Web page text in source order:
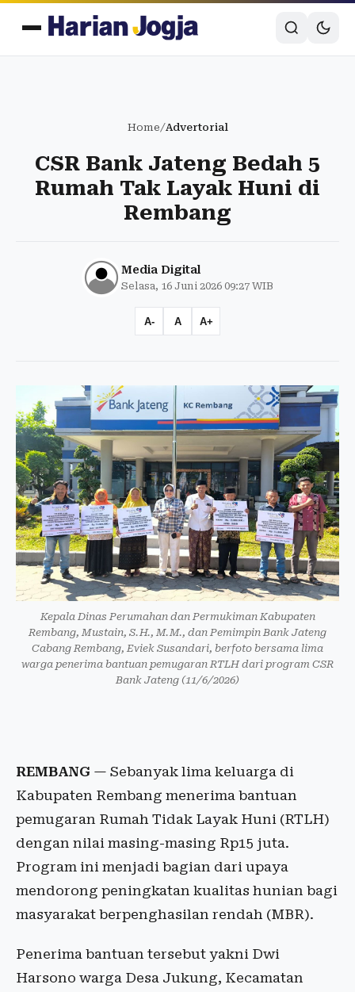
Home/Advertorial
CSR Bank Jateng Bedah 5
Rumah Tak Layak Huni di
Rembang
Media Digital
Selasa, 16 Juni 2026 09:27 WIB
A- A A+
Kepala Dinas Perumahan dan Permukiman Kabupaten
Rembang, Mustain, S.H., M.M., dan Pemimpin Bank Jateng
Cabang Rembang, Eviek Susandari, berfoto bersama lima
warga penerima bantuan pemugaran RTLH dari program CSR
Bank Jateng (11/6/2026)
REMBANG — Sebanyak lima keluarga di
Kabupaten Rembang menerima bantuan
pemugaran Rumah Tidak Layak Huni (RTLH)
dengan nilai masing-masing Rp15 juta.
Program ini menjadi bagian dari upaya
mendorong peningkatan kualitas hunian bagi
masyarakat berpenghasilan rendah (MBR).
Penerima bantuan tersebut yakni Dwi
Harsono warga Desa Jukung, Kecamatan